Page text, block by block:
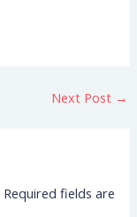
Next Post →
Required fields are